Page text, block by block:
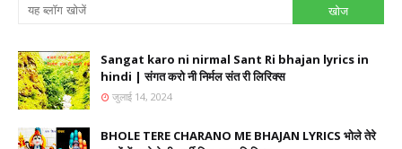
Sangat karo ni nirmal Sant Ri bhajan lyrics in
hindi | संगत करो नी निर्मल संत री लिरिक्स
जुलाई 14, 2024
BHOLE TERE CHARANO ME BHAJAN LYRICS भोले तेरे